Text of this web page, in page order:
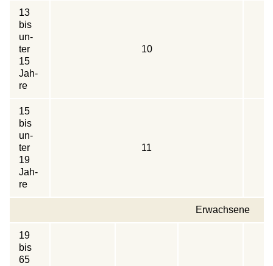
13
bis
un­
ter
15
Jah­
re
10
15
bis
un­
ter
19
Jah­
re
11
Er­wach­se­ne
19
bis
65